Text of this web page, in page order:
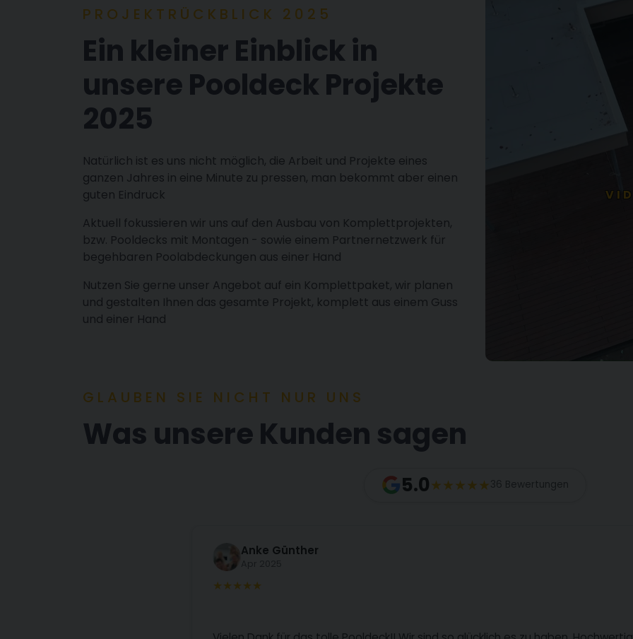
PROJEKTRÜCKBLICK 2025
Ein kleiner Einblick in
unsere Pooldeck Projekte
2025
Natürlich ist es uns nicht möglich, die Arbeit und Projekte eines
ganzen Jahres in eine Minute zu pressen, man bekommt aber einen
guten Eindruck
Aktuell fokussieren wir uns auf den Ausbau von Komplettprojekten,
bzw. Pooldecks mit Montagen - sowie einem Partnernetzwerk für
begehbaren Poolabdeckungen aus einer Hand
Nutzen Sie gerne unser Angebot auf ein Komplettpaket, wir planen
und gestalten Ihnen das gesamte Projekt, komplett aus einem Guss
und einer Hand
GLAUBEN SIE NICHT NUR UNS
Was unsere Kunden sagen
5.0 36 Bewertungen
Anke Günther